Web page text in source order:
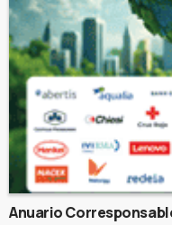
Anuario